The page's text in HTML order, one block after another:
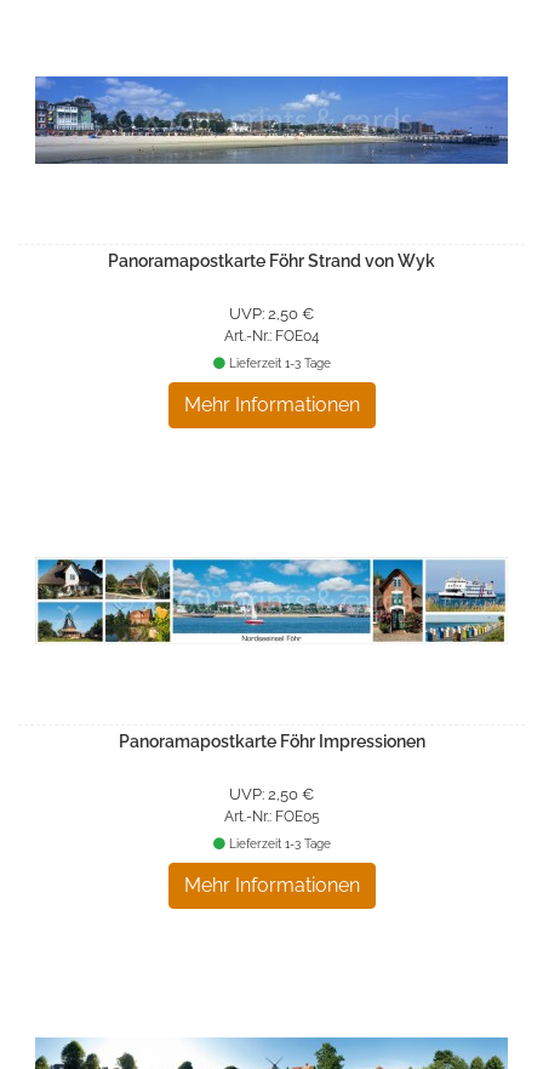
Panoramapostkarte Föhr Strand von Wyk
UVP: 2,50 €
Art.-Nr.: FOE04
Mehr Informationen
Lieferzeit 1-3 Tage
Panoramapostkarte Föhr Impressionen
UVP: 2,50 €
Art.-Nr.: FOE05
Mehr Informationen
Lieferzeit 1-3 Tage